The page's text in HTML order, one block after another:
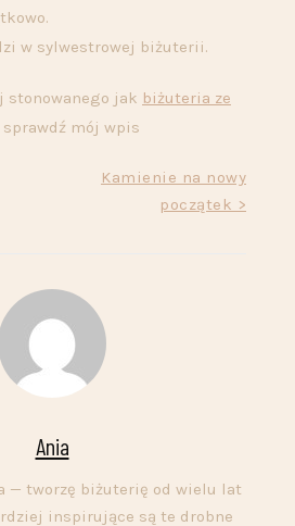
w sylwestrowej biżuterii.
stonowanego jak biżuteria ze
sprawdź mój wpis
Kamienie na nowy
początek >
Ania
— tworzę biżuterię od wielu lat
inspirujące są te drobne